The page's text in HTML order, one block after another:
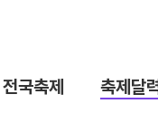
전국축제 축제달